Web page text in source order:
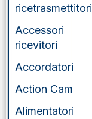
ricetrasmettitori
Accessori
ricevitori
Accordatori
Action Cam
Alimentatori